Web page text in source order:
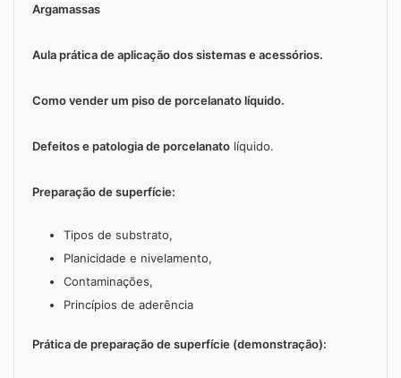
Argamassas
Aula prática de aplicação dos sistemas e acessórios.
Como vender um piso de porcelanato líquido.
Defeitos e patologia de porcelanato líquido.
Preparação de superfície:
Tipos de substrato,
Planicidade e nivelamento,
Contaminações,
Princípios de aderência
Prática de preparação de superfície (demonstração):